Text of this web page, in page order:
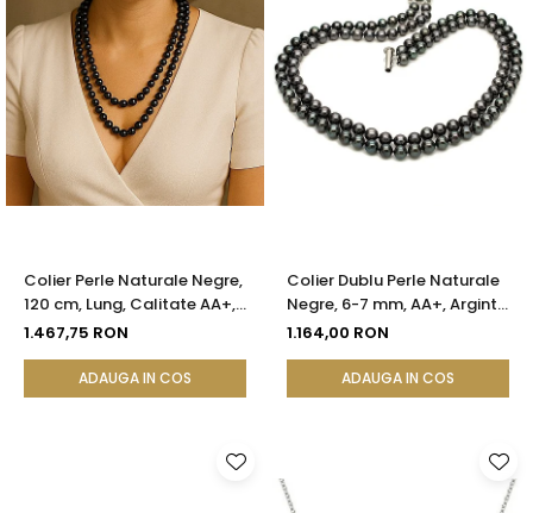
Colier Perle Naturale Negre,
120 cm, Lung, Calitate AA+,
Argint 925 | KASKADDA®
1.467,75 RON
ADAUGA IN COS
Colier Dublu Perle Naturale
Negre, 6-7 mm, AA+, Argint
925 | KASKADDA®
1.164,00 RON
ADAUGA IN COS